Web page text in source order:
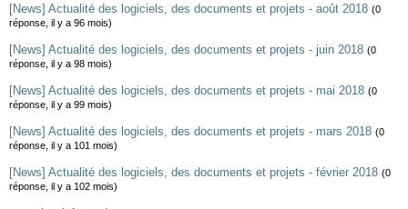
[News] Actualité des logiciels, des documents et projets - août 2018 (0
réponse, il y a 96 mois)
[News] Actualité des logiciels, des documents et projets - juin 2018 (0
réponse, il y a 98 mois)
[News] Actualité des logiciels, des documents et projets - mai 2018 (0
réponse, il y a 99 mois)
[News] Actualité des logiciels, des documents et projets - mars 2018 (0
réponse, il y a 101 mois)
[News] Actualité des logiciels, des documents et projets - février 2018 (0
réponse, il y a 102 mois)